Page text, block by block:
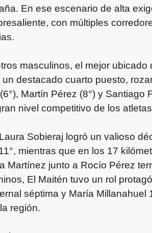
En ese escenario de alta
con múltiples
masculinos, el mejor
destacado cuarto puesto,
Martín Pérez (8°) y Santiago
nivel competitivo de los
Sobieraj logró un valioso
mientras que en los 17
Martínez junto a Rocío Pérez
El Maitén tuvo un rol
séptima y María Millanahuel
región.